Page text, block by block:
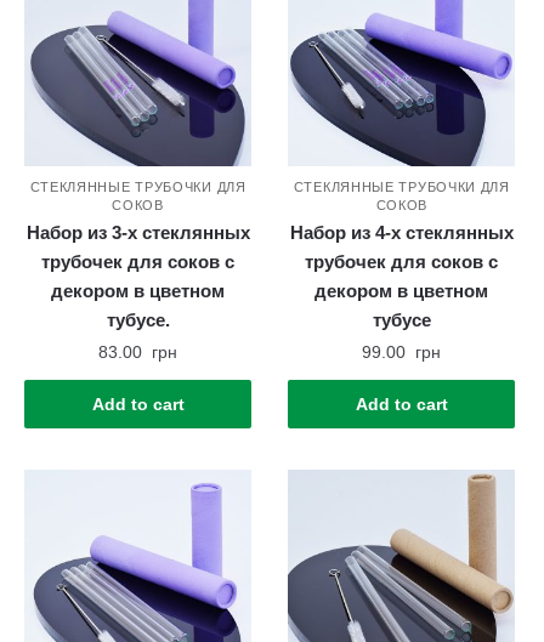
СТЕКЛЯННЫЕ ТРУБОЧКИ ДЛЯ
СОКОВ
Набор из 3-х стеклянных
трубочек для соков с
декором в цветном
тубусе.
83.00 грн
Add to cart
СТЕКЛЯННЫЕ ТРУБОЧКИ ДЛЯ
СОКОВ
Набор из 4-х стеклянных
трубочек для соков с
декором в цветном
тубусе
99.00 грн
Add to cart